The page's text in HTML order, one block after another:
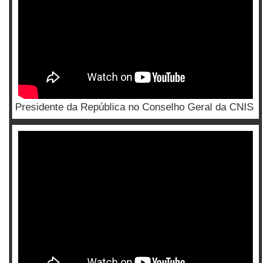
Presidente da República no Conselho Geral da CNIS